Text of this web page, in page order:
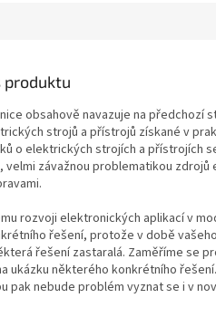
produktu
obsahově navazuje na předchozí
strojů a přístrojů získané v
o elektrických strojích a přístrojích
velmi závažnou problematikou
rozvoji elektronických aplikací v
řešení, protože v době vašeho
řešení zastaralá. Zaměříme se
ukázku některého konkrétního řešení.
pak nebude problém vyznat se i v